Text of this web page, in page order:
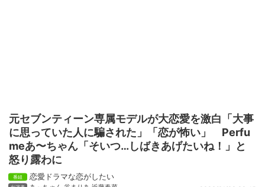
元セブンティーン専属モデルが大恋愛を激白「大事
に思っていた人に騙された」「恋が怖い」 Perfu
meあ〜ちゃん「そいつ…しばきあげたいね！」と
怒り露わに
恋愛ドラマな恋がしたい